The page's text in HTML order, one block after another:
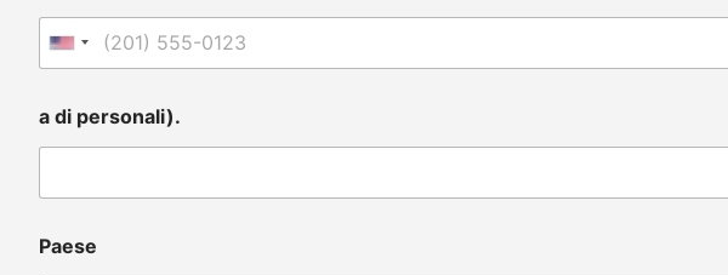
United States +1
a di personali).
Paese